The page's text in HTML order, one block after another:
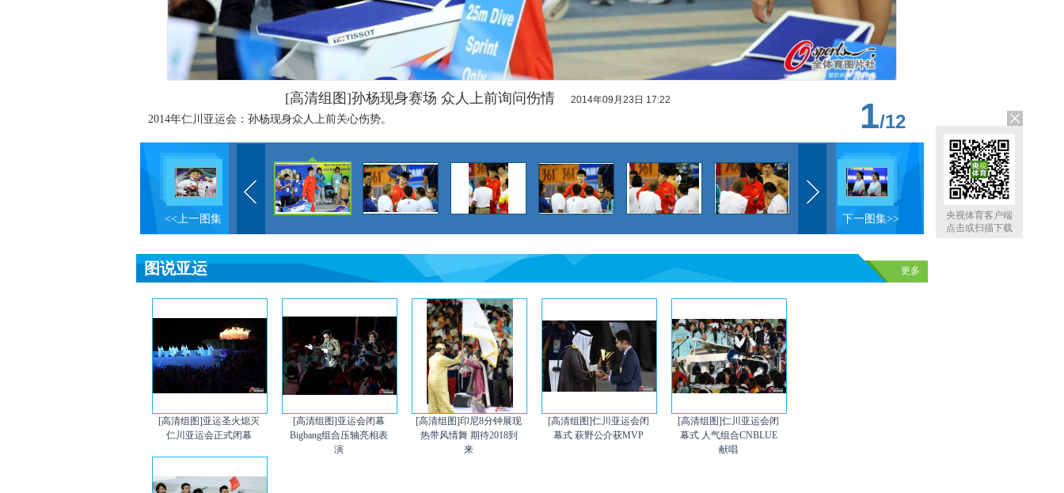
央视体育客户端
点击或扫描下载
[高清组图]孙杨现身赛场 众人上前询问伤情 2014年09月23日 17:22
2014年仁川亚运会：孙杨现身众人上前关心伤势。 1/12
<<上一图集 下一图集>>
图说亚运 更多
[高清组图]亚运圣火熄灭
仁川亚运会正式闭幕
[高清组图]亚运会闭幕
Bigbang组合压轴亮相表
演
[高清组图]印尼8分钟展现
热带风情舞 期待2018到
来
[高清组图]仁川亚运会闭
幕式 萩野公介获MVP
[高清组图]仁川亚运会闭
幕式 人气组合CNBLUE
献唱